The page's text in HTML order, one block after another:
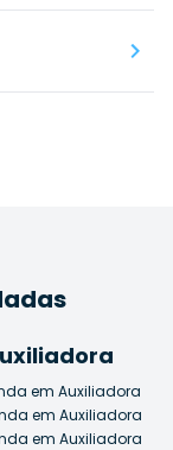
em Auxiliadora
em Auxiliadora
em Auxiliadora